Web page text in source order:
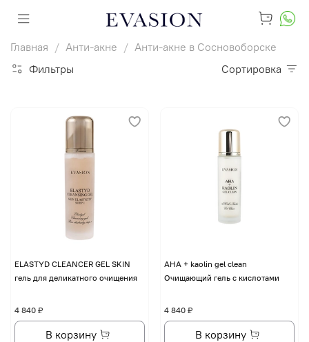
Главная Анти-акне
Анти-акне в Сосновоборске
Фильтры
Сортировка
ELASTYD CLEANCER GEL SKIN
гель для деликатного очищения
4 840 ₽
В корзину
AHA + kaolin gel clean
Очищающий гель с кислотами
4 840 ₽
В корзину